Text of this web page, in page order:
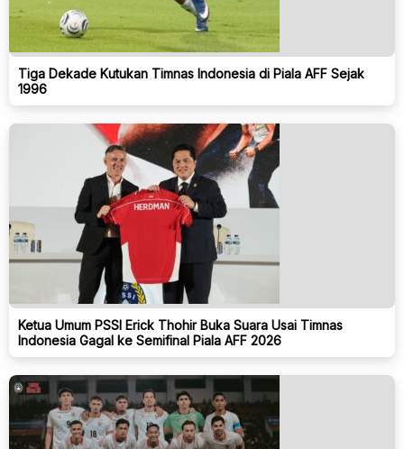
Tiga Dekade Kutukan Timnas Indonesia di Piala AFF Sejak
1996
Ketua Umum PSSI Erick Thohir Buka Suara Usai Timnas
Indonesia Gagal ke Semifinal Piala AFF 2026